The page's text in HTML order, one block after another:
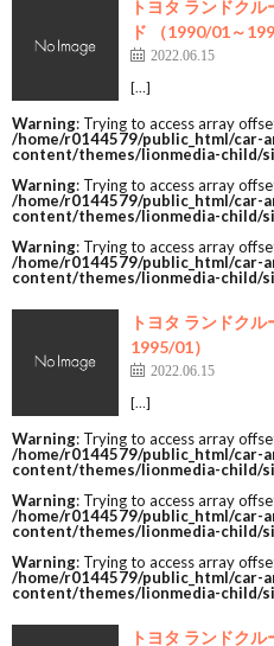
トヨタ ランドク
ド （1990/01～
2022.06.15
[…]
Warning: Trying to access array
/home/r0144579/public_html/car-
content/themes/lionmedia-child/
Warning: Trying to access array
/home/r0144579/public_html/car-
content/themes/lionmedia-child/
Warning: Trying to access array
/home/r0144579/public_html/car-
content/themes/lionmedia-child/
トヨタ ランドク
1995/01）
2022.06.15
[…]
Warning: Trying to access array
/home/r0144579/public_html/car-
content/themes/lionmedia-child/
Warning: Trying to access array
/home/r0144579/public_html/car-
content/themes/lionmedia-child/
Warning: Trying to access array
/home/r0144579/public_html/car-
content/themes/lionmedia-child/
トヨタ ランドク